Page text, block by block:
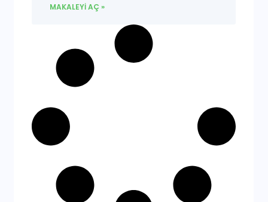
MAKALEYI AÇ »